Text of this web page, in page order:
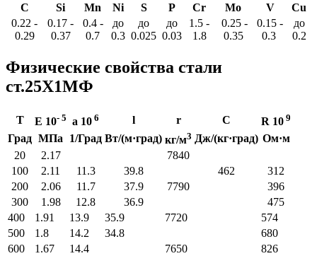
C Si Mn Ni S P Cr Mo V
Cu
0.22 -
0.29
0.17 -
0.37
0.4 -
0.7
до
0.3
до
0.025
до
0.03
1.5 -
1.8
0.25 -
0.35
0.15 -
0.3
до
0.2
Физические свойства стали
ст.25Х1МФ
T E 10- 5 a 10 6 l r C R 10 9
Град МПа 1/Град Вт/(м·град) кг/м3 Дж/(кг·град) Ом·м
20
2.17
7840
100
2.11 11.3 39.8 462
312
200
2.06 11.7 37.9 7790
396
300
1.98 12.8 36.9
475
400
1.91 13.9 35.9 7720
574
500
1.8 14.2 34.8
680
600
1.67 14.4 7650
826